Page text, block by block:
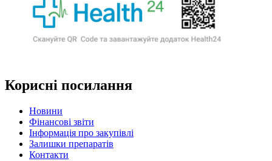
Корисні посилання
Новини
Фінансові звіти
Інформація про закупівлі
Залишки препаратів
Контакти